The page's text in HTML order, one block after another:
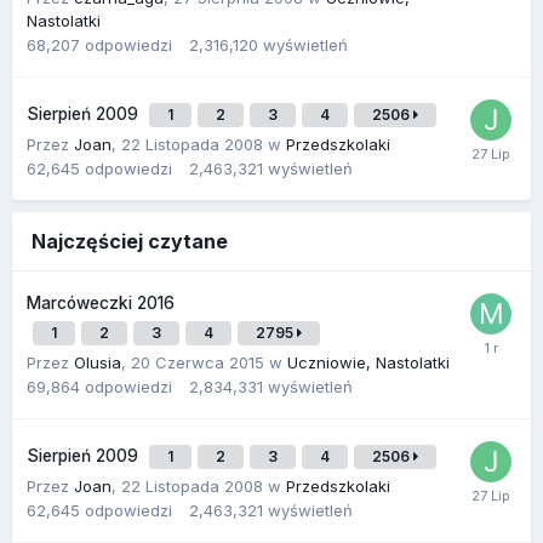
Nastolatki
68,207 odpowiedzi 2,316,120 wyświetleń
Sierpień 2009 1 2 3 4 2506
Przez Joan, 22 Listopada 2008 w Przedszkolaki
62,645 odpowiedzi 2,463,321 wyświetleń
Najczęściej czytane
Marcóweczki 2016
1 2 3 4 2795
Przez Olusia, 20 Czerwca 2015 w Uczniowie, Nastolatki
69,864 odpowiedzi 2,834,331 wyświetleń
Sierpień 2009 1 2 3 4 2506
Przez Joan, 22 Listopada 2008 w Przedszkolaki
62,645 odpowiedzi 2,463,321 wyświetleń